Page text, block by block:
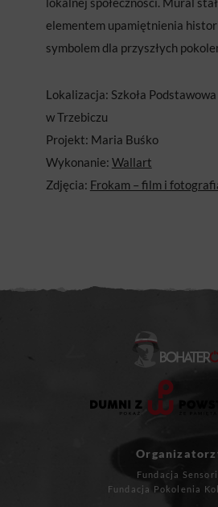
elementem upamiętnienia
symbolem dla przyszłych
Lokalizacja: Szkoła Podstawowa
w Trzebiczu
Projekt: Maria Buśko
Wykonanie: Wallart
Zdjęcia: Frokam – film i
Fundacja
Fundacja Pokolenia